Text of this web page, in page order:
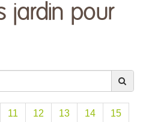
jardin pour
11 12 13 14 15